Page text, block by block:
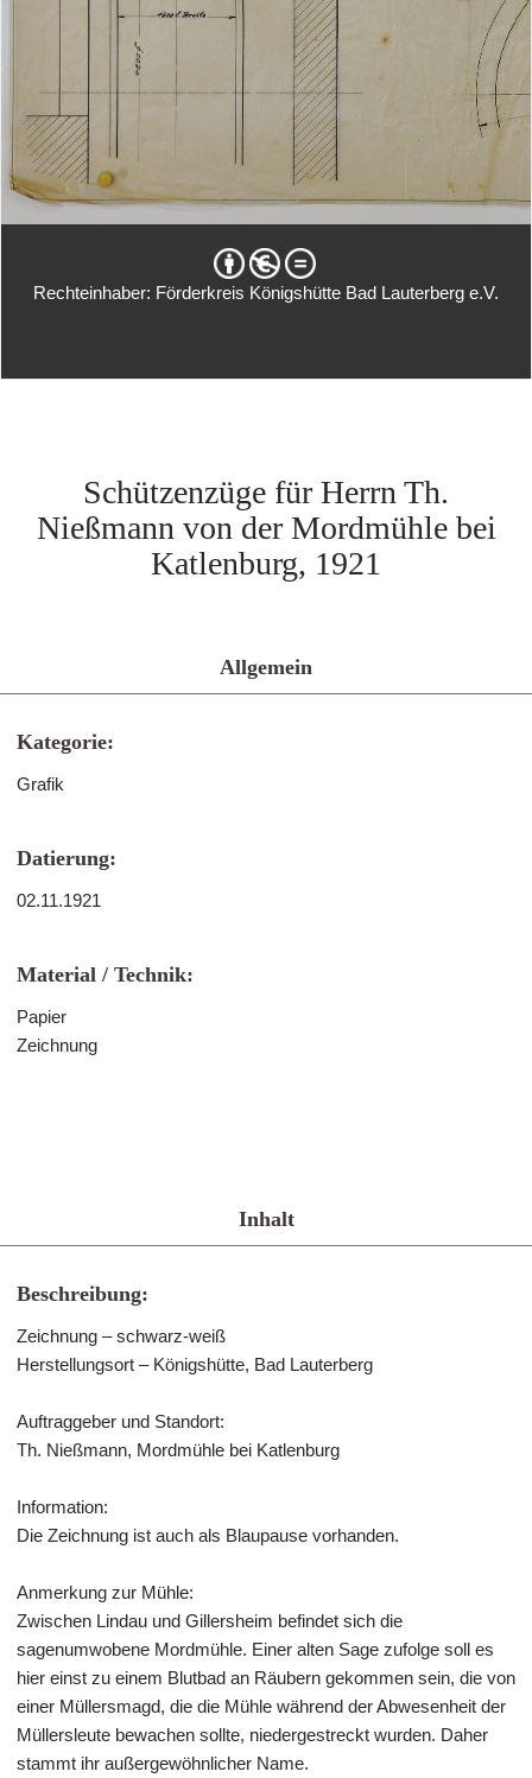
Rechteinhaber: Förderkreis Königshütte Bad Lauterberg e.V.
Schützenzüge für Herrn Th.
Nießmann von der Mordmühle bei
Katlenburg, 1921
Allgemein
Kategorie:
Grafik
Datierung:
02.11.1921
Material / Technik:
Papier
Zeichnung
Inhalt
Beschreibung:
Zeichnung – schwarz-weiß
Herstellungsort – Königshütte, Bad Lauterberg
Auftraggeber und Standort:
Th. Nießmann, Mordmühle bei Katlenburg
Information:
Die Zeichnung ist auch als Blaupause vorhanden.
Anmerkung zur Mühle:
Zwischen Lindau und Gillersheim befindet sich die
sagenumwobene Mordmühle. Einer alten Sage zufolge soll es
hier einst zu einem Blutbad an Räubern gekommen sein, die von
einer Müllersmagd, die die Mühle während der Abwesenheit der
Müllersleute bewachen sollte, niedergestreckt wurden. Daher
stammt ihr außergewöhnlicher Name.